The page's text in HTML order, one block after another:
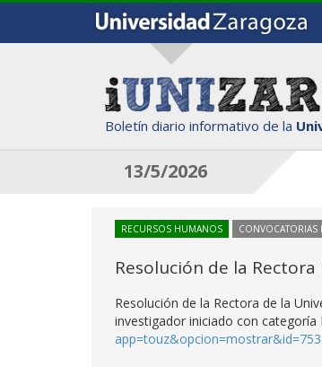
Boletín diario informativo de la
13/5/2026
RECURSOS HUMANOS CONVOCATORIAS
Resolución de la
Resolución de la Rectora de la
investigador iniciado con categoría